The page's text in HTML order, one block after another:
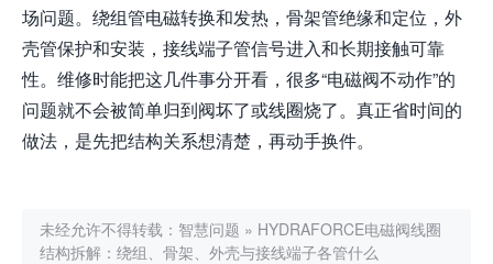
场问题。绕组管电磁转换和发热，骨架管绝缘和定位，外
壳管保护和安装，接线端子管信号进入和长期接触可靠
性。维修时能把这几件事分开看，很多“电磁阀不动作”的
问题就不会被简单归到阀坏了或线圈烧了。真正省时间的
做法，是先把结构关系想清楚，再动手换件。
未经允许不得转载： 智慧问题 » HYDRAFORCE电磁阀线圈
结构拆解：绕组、骨架、外壳与接线端子各管什么